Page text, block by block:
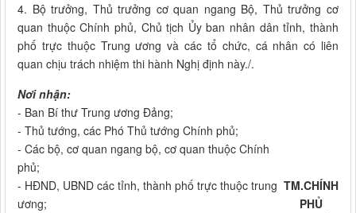
4. Bộ trưởng, Thủ trưởng cơ quan ngang Bộ, Thủ trưởng cơ
quan thuộc Chính phủ, Chủ tịch Ủy ban nhân dân tỉnh, thành
phố trực thuộc Trung ương và các tổ chức, cá nhân có liên
quan chịu trách nhiệm thi hành Nghị định này./.
Nơi nhận:
- Ban Bí thư Trung ương Đảng;
- Thủ tướng, các Phó Thủ tướng Chính phủ;
- Các bộ, cơ quan ngang bộ, cơ quan thuộc Chính
phủ;
- HĐND, UBND các tỉnh, thành phố trực thuộc trung
ương;
TM.CHÍNH
PHỦ